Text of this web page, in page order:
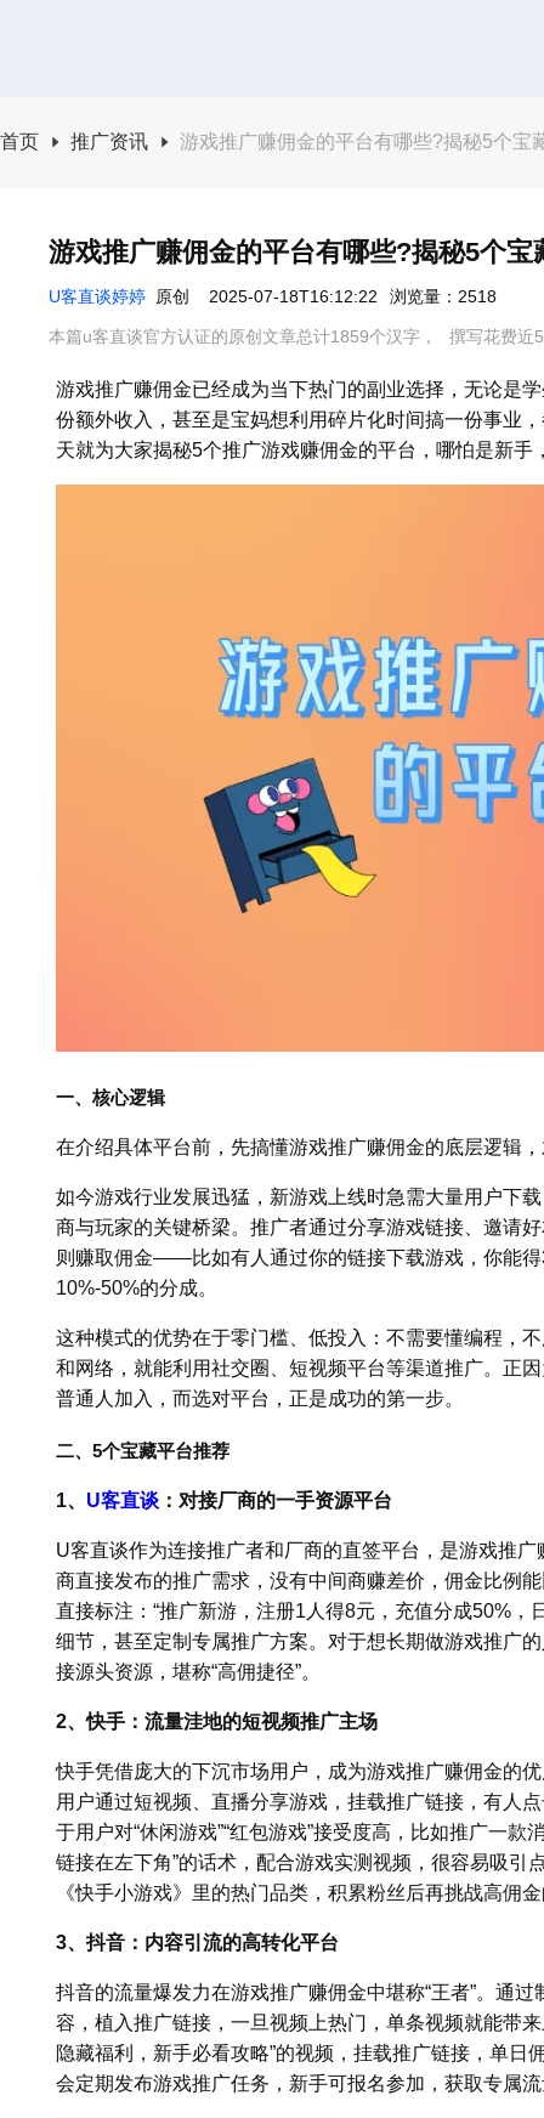
首页 推广资讯 游戏推广赚佣金的平台有哪些?揭秘5个宝
游戏推广赚佣金的平台有哪些?揭秘5个
U客直谈婷婷 原创 2025-07-18T16:12:22 浏览量：2518
本篇u客直谈官方认证的原创文章总计1859个汉字， 撰写花费近
游戏推广赚佣金已经成为当下热门的副业选择，无论是
份额外收入，甚至是宝妈想利用碎片化时间搞一份事业
天就为大家揭秘5个推广游戏赚佣金的平台，哪怕是新手
一、核心逻辑
在介绍具体平台前，先搞懂游戏推广赚佣金的底层逻辑
如今游戏行业发展迅猛，新游戏上线时急需大量用户下
商与玩家的关键桥梁。推广者通过分享游戏链接、邀请
则赚取佣金——比如有人通过你的链接下载游戏，你能
10%-50%的分成。
这种模式的优势在于零门槛、低投入：不需要懂编程，
和网络，就能利用社交圈、短视频平台等渠道推广。正
普通人加入，而选对平台，正是成功的第一步。
二、5个宝藏平台推荐
1、 U客直谈 ：对接厂商的一手资源平台
U客直谈作为连接推广者和厂商的直签平台，是游戏推广
商直接发布的推广需求，没有中间商赚差价，佣金比例
直接标注：“推广新游，注册1人得8元，充值分成50%，
细节，甚至定制专属推广方案。对于想长期做游戏推广
接源头资源，堪称“高佣捷径”。
2、快手：流量洼地的短视频推广主场
快手凭借庞大的下沉市场用户，成为游戏推广赚佣金的
用户通过短视频、直播分享游戏，挂载推广链接，有人
于用户对“休闲游戏”“红包游戏”接受度高，比如推广一
链接在左下角”的话术，配合游戏实测视频，很容易吸引
《快手小游戏》里的热门品类，积累粉丝后再挑战高佣
3、抖音：内容引流的高转化平台
抖音的流量爆发力在游戏推广赚佣金中堪称“王者”。通
容，植入推广链接，一旦视频上热门，单条视频就能带
隐藏福利，新手必看攻略”的视频，挂载推广链接，单日
会定期发布游戏推广任务，新手可报名参加，获取专属